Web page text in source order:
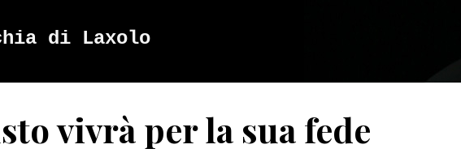
di Laxolo
vivrà per la sua fede